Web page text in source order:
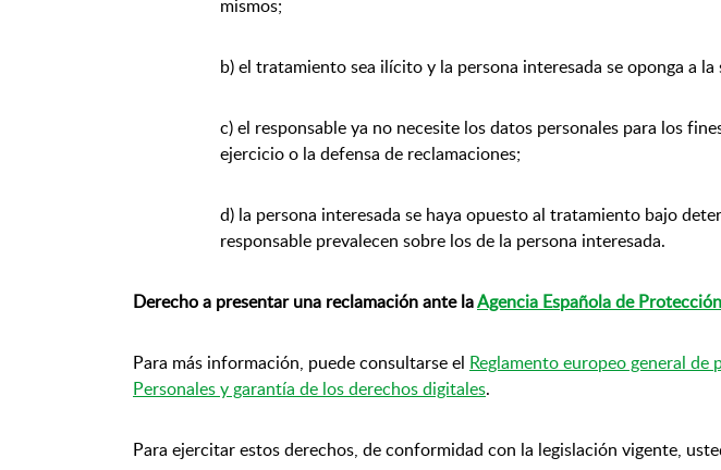
mismos;
b) el tratamiento sea ilícito y la persona interesada se oponga a
c) el responsable ya no necesite los datos personales para los
ejercicio o la defensa de reclamaciones;
d) la persona interesada se haya opuesto al tratamiento bajo
responsable prevalecen sobre los de la persona interesada.
Derecho a presentar una reclamación ante laAgencia Española de
Para más información, puede consultarse el Reglamento europeo general de
Personales y garantía de los derechos digitales.
Para ejercitar estos derechos, de conformidad con la legislación vigente,